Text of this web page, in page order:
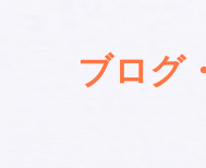
ブログ